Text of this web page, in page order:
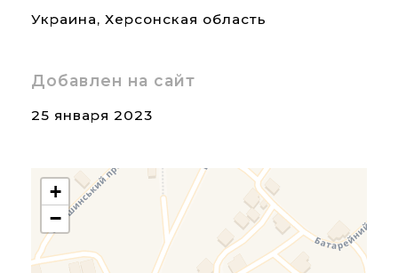
Украина, Херсонская область
Добавлен на сайт
25 января 2023
+
−